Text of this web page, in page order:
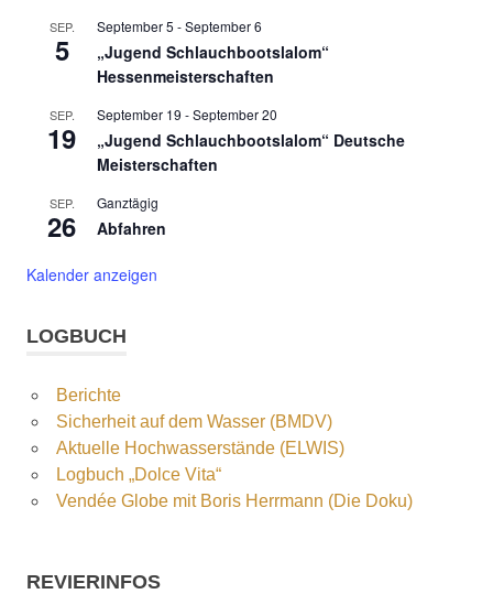
SEP.
5
September 5 -September 6
„Jugend Schlauchbootslalom“
Hessenmeisterschaften
SEP.
19
September 19 -September 20
„Jugend Schlauchbootslalom“ Deutsche
Meisterschaften
SEP.
26
Ganztägig
Abfahren
Kalender anzeigen
LOGBUCH
Berichte
Sicherheit auf dem Wasser (BMDV)
Aktuelle Hochwasserstände (ELWIS)
Logbuch „Dolce Vita“
Vendée Globe mit Boris Herrmann (Die Doku)
REVIERINFOS